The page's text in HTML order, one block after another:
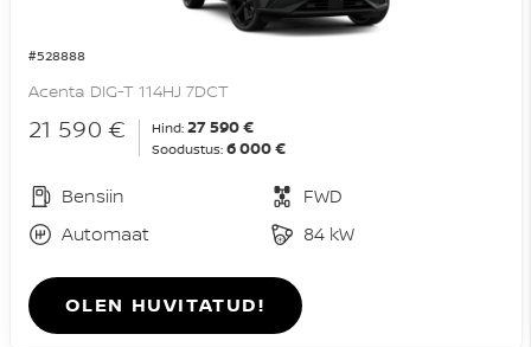
#528888
Acenta DIG-T 114HJ 7DCT
21 590 € Hind: 27 590 €
Soodustus: 6 000 €
Bensiin
FWD
Automaat
84 kW
OLEN HUVITATUD!